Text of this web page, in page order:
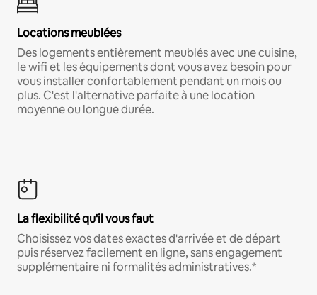
Locations meublées
Des logements entièrement meublés avec une cuisine,
le wifi et les équipements dont vous avez besoin pour
vous installer confortablement pendant un mois ou
plus. C'est l'alternative parfaite à une location
moyenne ou longue durée.
La flexibilité qu'il vous faut
Choisissez vos dates exactes d'arrivée et de départ
puis réservez facilement en ligne, sans engagement
supplémentaire ni formalités administratives.*